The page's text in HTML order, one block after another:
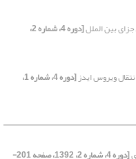
بین الملل [دوره 4، شماره 2،
ویروس ایدز [دوره 4، شماره 1،
[دوره 4، شماره 2، 1392، صفحه 201-